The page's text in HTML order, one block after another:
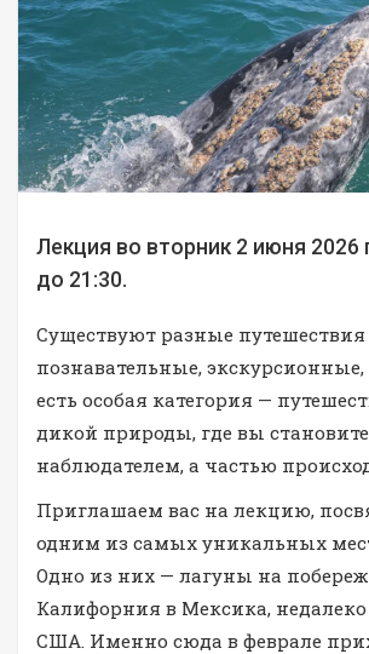
Лекция во вторник 2 июня 2026
до 21:30.
Существуют разные
познавательные,
есть особая категория —
дикой природы, где вы
наблюдателем, а частью
Приглашаем вас на лекцию,
одним из самых уникальных
Одно из них — лагуны на
Калифорния в Мексика,
США. Именно сюда в феврале